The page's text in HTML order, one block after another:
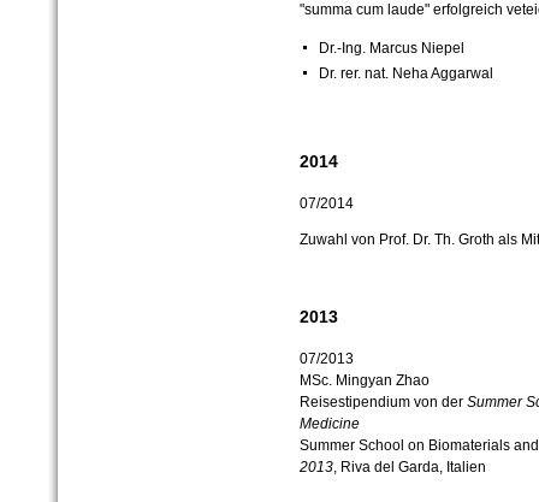
"summa cum laude" erfolgreich
Dr.-Ing. Marcus Niepel
Dr. rer. nat. Neha Aggarwal
2014
07/2014
Zuwahl von Prof. Dr. Th. Groth als
2013
07/2013
MSc. Mingyan Zhao
Reisestipendium von der Summer
Medicine
Summer School on Biomaterials
2013, Riva del Garda, Italien